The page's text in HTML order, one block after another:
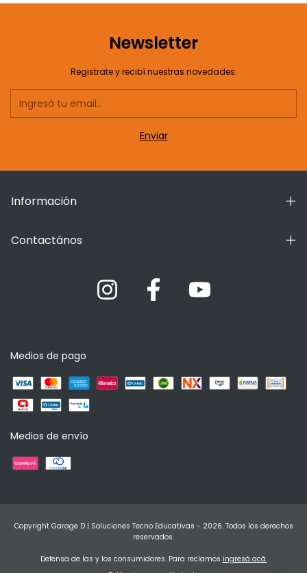
Newsletter
Registrate y recibí nuestras novedades.
Información
Contactános
Medios de pago
Medios de envío
Copyright Garage D | Soluciones Tecno Educativas - 2026. Todos los derechos
reservados.
Defensa de las y los consumidores. Para reclamos ingresá acá.